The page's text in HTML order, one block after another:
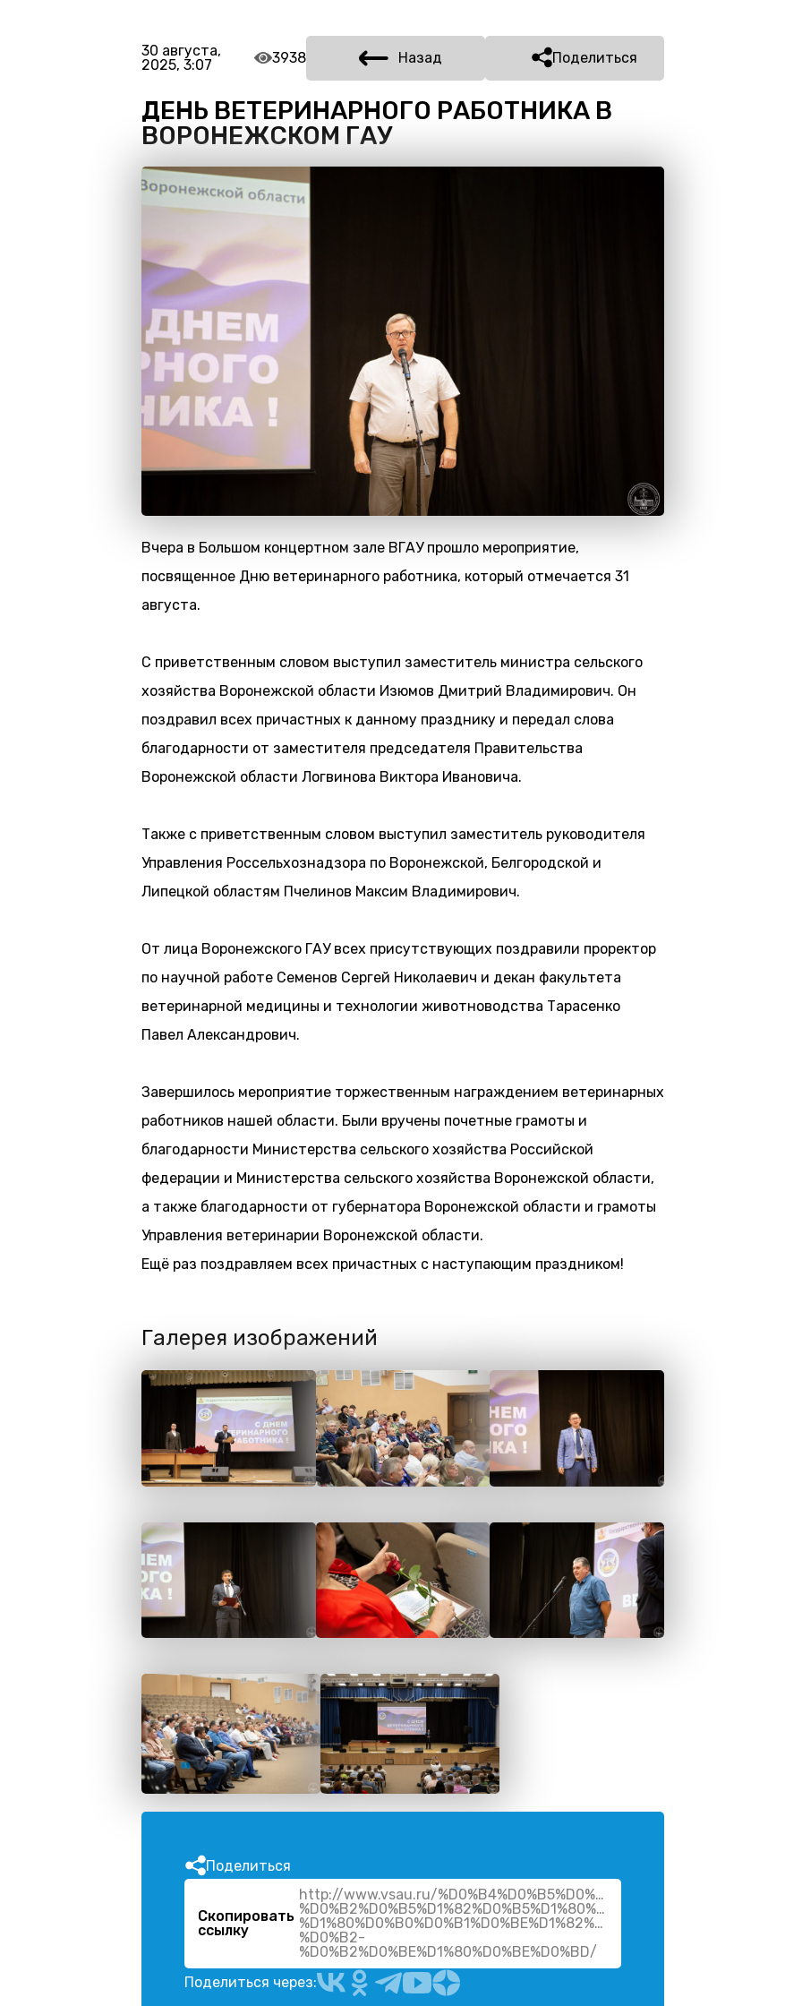
30 августа,
2025, 3:07
3938 Назад Поделиться
ДЕНЬ ВЕТЕРИНАРНОГО РАБОТНИКА В
ВОРОНЕЖСКОМ ГАУ
Вчера в Большом концертном зале ВГАУ прошло мероприятие,
посвященное Дню ветеринарного работника, который отмечается 31
августа.
С приветственным словом выступил заместитель министра сельского
хозяйства Воронежской области Изюмов Дмитрий Владимирович. Он
поздравил всех причастных к данному празднику и передал слова
благодарности от заместителя председателя Правительства
Воронежской области Логвинова Виктора Ивановича.
Также с приветственным словом выступил заместитель руководителя
Управления Россельхознадзора по Воронежской, Белгородской и
Липецкой областям Пчелинов Максим Владимирович.
От лица Воронежского ГАУ всех присутствующих поздравили проректор
по научной работе Семенов Сергей Николаевич и декан факультета
ветеринарной медицины и технологии животноводства Тарасенко
Павел Александрович.
Завершилось мероприятие торжественным награждением ветеринарных
работников нашей области. Были вручены почетные грамоты и
благодарности Министерства сельского хозяйства Российской
федерации и Министерства сельского хозяйства Воронежской области,
а также благодарности от губернатора Воронежской области и грамоты
Управления ветеринарии Воронежской области.
Ещё раз поздравляем всех причастных с наступающим праздником!
Галерея изображений
Поделиться
Скопировать
ссылку
http://www.vsau.ru/%D0%B4%D0%B5%D0%BD%D1%8C-
%D0%B2-
%D0%B2%D0%BE%D1%80%D0%BE%D0%BD/
Поделиться через: